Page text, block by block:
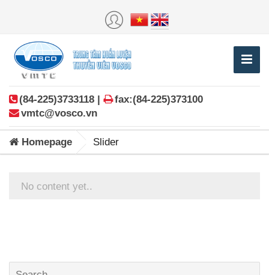
(84-225)3733118 |
fax:(84-225)373100
vmtc@vosco.vn
Homepage Slider
No content yet..
navigation
Search: